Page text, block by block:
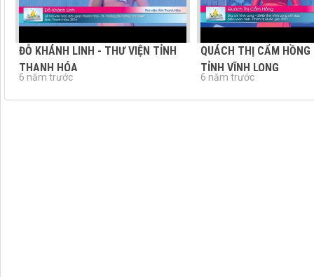
ĐỖ KHÁNH LINH - THƯ VIỆN TỈNH
THANH HÓA
6 năm trước
QUÁCH THỊ CẨM
TỈNH VĨNH LONG
6 năm trước